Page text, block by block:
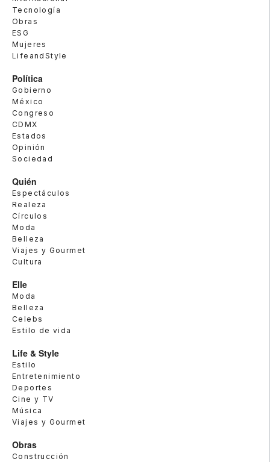
Tecnología
Obras
ESG
Mujeres
LifeandStyle
Política
Gobierno
México
Congreso
CDMX
Estados
Opinión
Sociedad
Quién
Espectáculos
Realeza
Círculos
Moda
Belleza
Viajes y Gourmet
Cultura
Elle
Moda
Belleza
Celebs
Estilo de vida
Life & Style
Estilo
Entretenimiento
Deportes
Cine y TV
Música
Viajes y Gourmet
Obras
Construcción